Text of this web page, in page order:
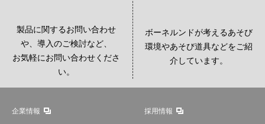
製品に関するお問い合わせ
や、導入のご検討など、
お気軽にお問い合わせくださ
い。
ボーネルンドが考えるあそび
環境やあそび道具などをご紹
介しています。
企業情報 採用情報